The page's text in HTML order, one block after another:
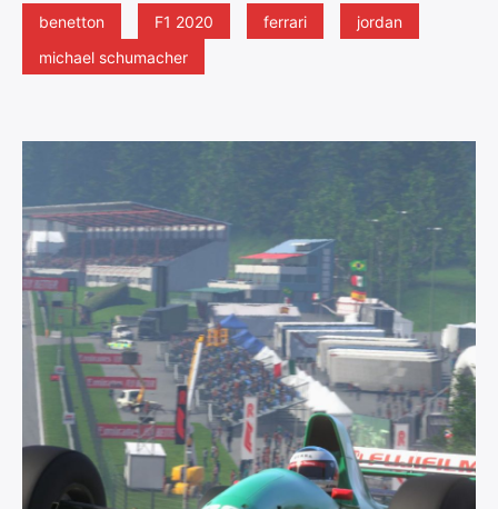
benetton F1 2020 ferrari
jordan
michael schumacher